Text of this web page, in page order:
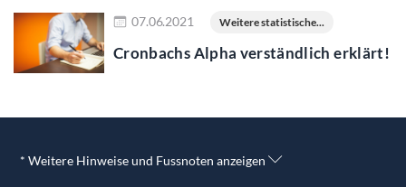
Jetzt lesen
07.06.2021 Weitere statistische...
Cronbachs Alpha verständlich erklärt!
* Weitere Hinweise und Fussnoten anzeigen